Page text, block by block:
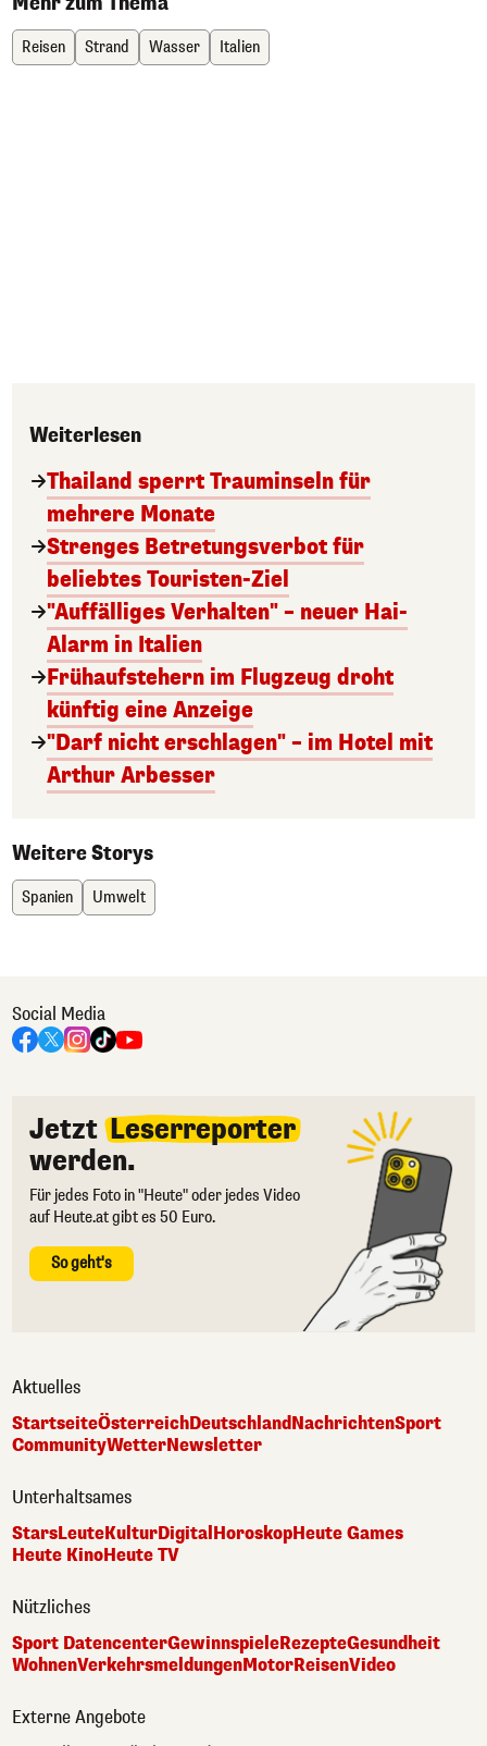
Reisen Strand Wasser Italien
Weiterlesen
Thailand sperrt Trauminseln für
mehrere Monate
Strenges Betretungsverbot für
beliebtes Touristen-Ziel
"Auffälliges Verhalten" – neuer Hai-
Alarm in Italien
Frühaufstehern im Flugzeug droht
künftig eine Anzeige
"Darf nicht erschlagen" – im Hotel mit
Arthur Arbesser
Weitere Storys
Spanien Umwelt
Social Media
Jetzt Leserreporter
werden.
Für jedes Foto in "Heute" oder jedes Video
auf Heute.at gibt es 50 Euro.
So geht's
Aktuelles
StartseiteÖsterreichDeutschlandNachrichtenSport
CommunityWetterNewsletter
Unterhaltsames
StarsLeuteKulturDigitalHoroskopHeute Games
Heute KinoHeute TV
Nützliches
Sport DatencenterGewinnspieleRezepteGesundheit
WohnenVerkehrsmeldungenMotorReisenVideo
Externe Angebote